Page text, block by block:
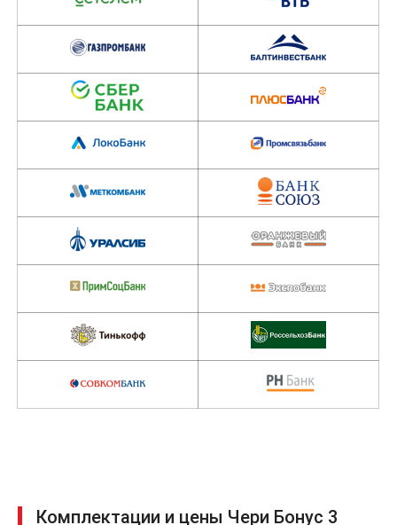
Комплектации и цены Чери Бонус 3